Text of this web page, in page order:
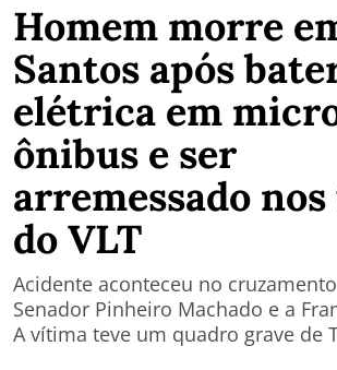
Homem morre
Santos após
elétrica em
ônibus e ser
arremessado
do VLT
Acidente aconteceu no
Senador Pinheiro Machado e a
A vítima teve um quadro grave de